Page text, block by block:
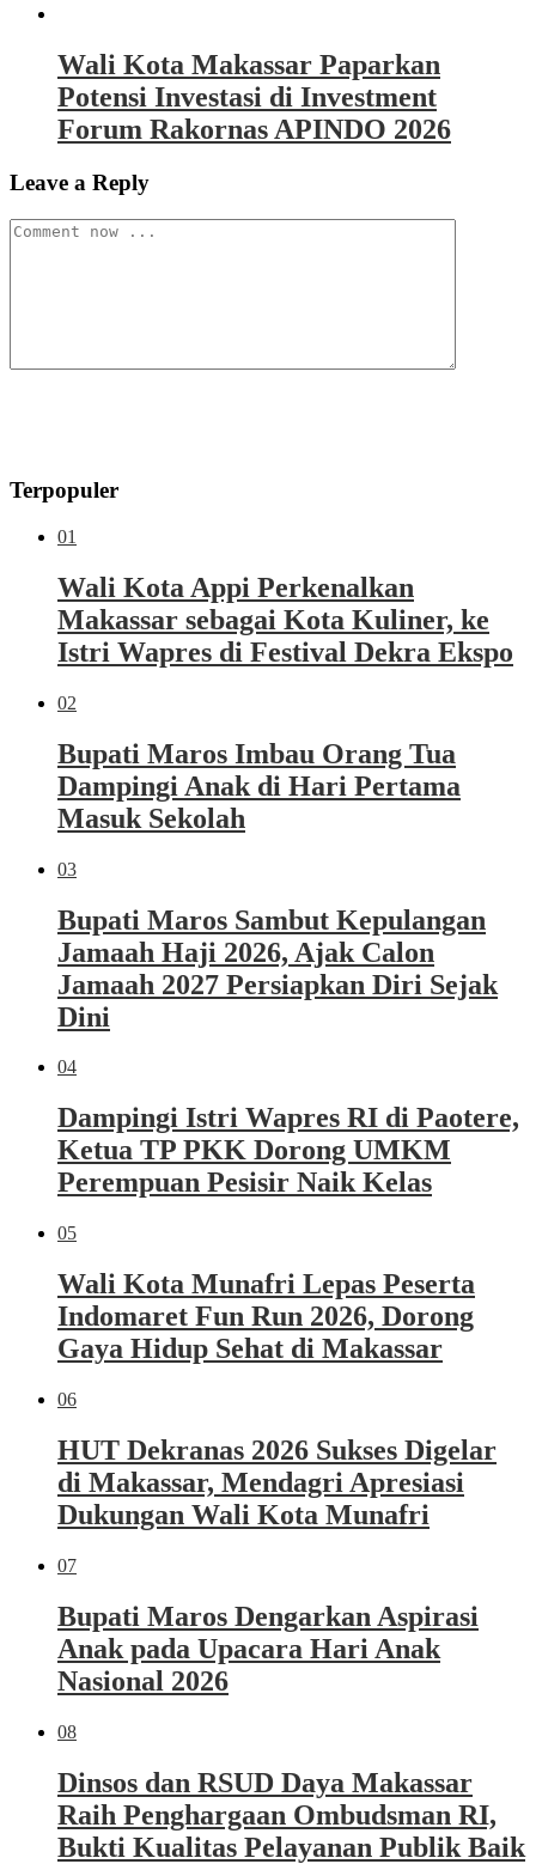
Wali Kota Makassar Paparkan
Potensi Investasi di Investment
Forum Rakornas APINDO 2026
Leave a Reply
Terpopuler
01
Wali Kota Appi Perkenalkan
Makassar sebagai Kota Kuliner, ke
Istri Wapres di Festival Dekra Ekspo
02
Bupati Maros Imbau Orang Tua
Dampingi Anak di Hari Pertama
Masuk Sekolah
03
Bupati Maros Sambut Kepulangan
Jamaah Haji 2026, Ajak Calon
Jamaah 2027 Persiapkan Diri Sejak
Dini
04
Dampingi Istri Wapres RI di Paotere,
Ketua TP PKK Dorong UMKM
Perempuan Pesisir Naik Kelas
05
Wali Kota Munafri Lepas Peserta
Indomaret Fun Run 2026, Dorong
Gaya Hidup Sehat di Makassar
06
HUT Dekranas 2026 Sukses Digelar
di Makassar, Mendagri Apresiasi
Dukungan Wali Kota Munafri
07
Bupati Maros Dengarkan Aspirasi
Anak pada Upacara Hari Anak
Nasional 2026
08
Dinsos dan RSUD Daya Makassar
Raih Penghargaan Ombudsman RI,
Bukti Kualitas Pelayanan Publik Baik